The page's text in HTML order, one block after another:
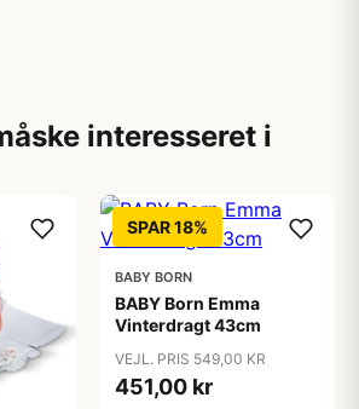
interesseret i
SPAR 18%
BABY BORN
BABY Born Emma
Vinterdragt 43cm
VEJL. PRIS 549,00 KR
451,00 kr